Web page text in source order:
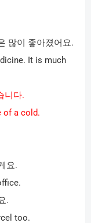
많이 좋아졌어요.
It is much
니다.
of a cold.
요.
.
too.